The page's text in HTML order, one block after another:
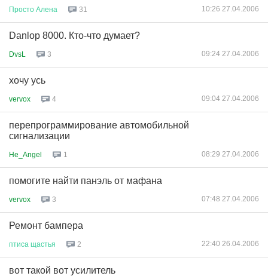
Просто Алена 31 10:26 27.04.2006
Danlop 8000. Кто-что думает?
DvsL 3 09:24 27.04.2006
хочу усь
vervox 4 09:04 27.04.2006
перепрограммирование автомобильной
сигнализации
He_Angel 1 08:29 27.04.2006
помогите найти панэль от мафана
vervox 3 07:48 27.04.2006
Ремонт бампера
птиса щастья 2 22:40 26.04.2006
вот такой вот усилитель